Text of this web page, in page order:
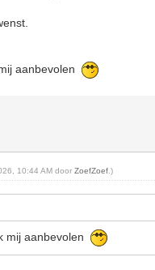
aanbevolen
10:44 AM doorZoefZoef .)
mij aanbevolen